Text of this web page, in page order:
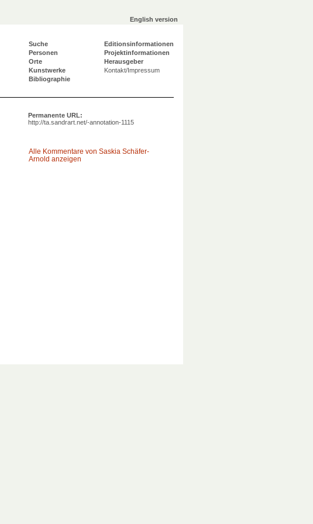
English version
Suche
Personen
Orte
Kunstwerke
Bibliographie
Editionsinformationen
Projektinformationen
Herausgeber
Kontakt/Impressum
Permanente URL:
http://ta.sandrart.net/-annotation-1115
Alle Kommentare von Saskia Schäfer-
Arnold anzeigen